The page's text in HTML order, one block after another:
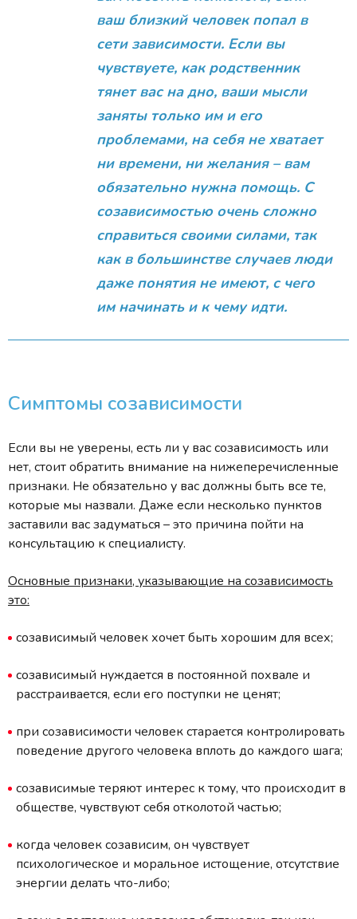
ваш близкий человек попал в
сети зависимости. Если вы
чувствуете, как родственник
тянет вас на дно, ваши мысли
заняты только им и его
проблемами, на себя не хватает
ни времени, ни желания – вам
обязательно нужна помощь. С
созависимостью очень сложно
справиться своими силами, так
как в большинстве случаев люди
даже понятия не имеют, с чего
им начинать и к чему идти.
Симптомы созависимости
Если вы не уверены, есть ли у вас созависимость или
нет, стоит обратить внимание на нижеперечисленные
признаки. Не обязательно у вас должны быть все те,
которые мы назвали. Даже если несколько пунктов
заставили вас задуматься – это причина пойти на
консультацию к специалисту.
Основные признаки, указывающие на созависимость
это:
созависимый человек хочет быть хорошим для всех;
созависимый нуждается в постоянной похвале и
расстраивается, если его поступки не ценят;
при созависимости человек старается контролировать
поведение другого человека вплоть до каждого шага;
созависимые теряют интерес к тому, что происходит в
обществе, чувствуют себя отколотой частью;
когда человек созависим, он чувствует
психологическое и моральное истощение, отсутствие
энергии делать что-либо;